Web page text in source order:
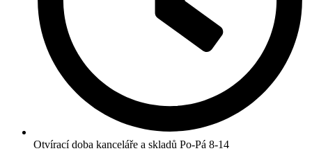
Otvírací doba kanceláře a skladů Po-Pá 8-14